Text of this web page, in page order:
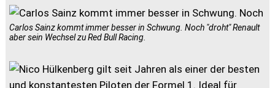
Carlos Sainz kommt immer besser in Schwung. Noch "droht" Renault
aber sein Wechsel zu Red Bull Racing.